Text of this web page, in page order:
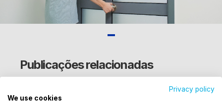
Utilizamos cookies para oferecer melhor
Publicações relacionadas
Privacy policy
We use cookies